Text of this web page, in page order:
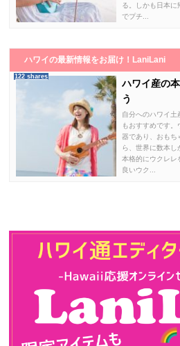
る。しかも日本に
でプチ...
ハワイの最新情報をお届け！LaniLani
122 shares
ハワイ産の
う
自分へのハワイ土
もおすすめです
器であり、おもち
ら、世界に数本し
本格的にウクレレ
良いウク...